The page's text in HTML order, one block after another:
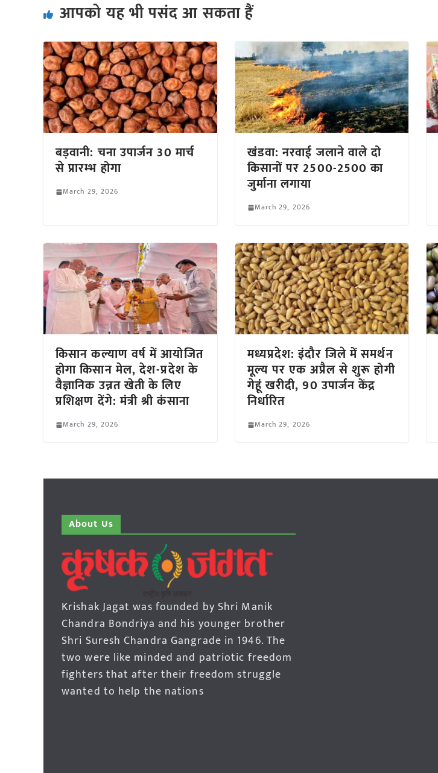
आपको यह भी पसंद आ सकता हैं
बड़वानी: चना उपार्जन 30 मार्च
से प्रारम्भ होगा
March 29, 2026
खंडवा: नरवाई जलाने वाले दो
किसानों पर 2500-2500 का
जुर्माना लगाया
March 29, 2026
किसान कल्याण वर्ष में आयोजित
होगा किसान मेल, देश-प्रदेश के
वैज्ञानिक उन्नत खेती के लिए
प्रशिक्षण देंगे: मंत्री श्री कंसाना
March 29, 2026
मध्यप्रदेश: इंदौर जिले में समर्थन
मूल्य पर एक अप्रैल से शुरू होगी
गेहूं खरीदी, 90 उपार्जन केंद्र
निर्धारित
March 29, 2026
About Us
Krishak Jagat was founded by Shri Manik
Chandra Bondriya and his younger brother
Shri Suresh Chandra Gangrade in 1946. The
two were like minded and patriotic freedom
fighters that after their freedom struggle
wanted to help the nations